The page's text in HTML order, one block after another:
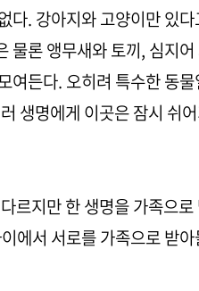
다. 강아지와 고양이만 있
물론 앵무새와 토끼, 심지
여든다. 오히려 특수한 동
생명에게 이곳은 잠시 쉬
르지만 한 생명을 가족으
에서 서로를 가족으로 받